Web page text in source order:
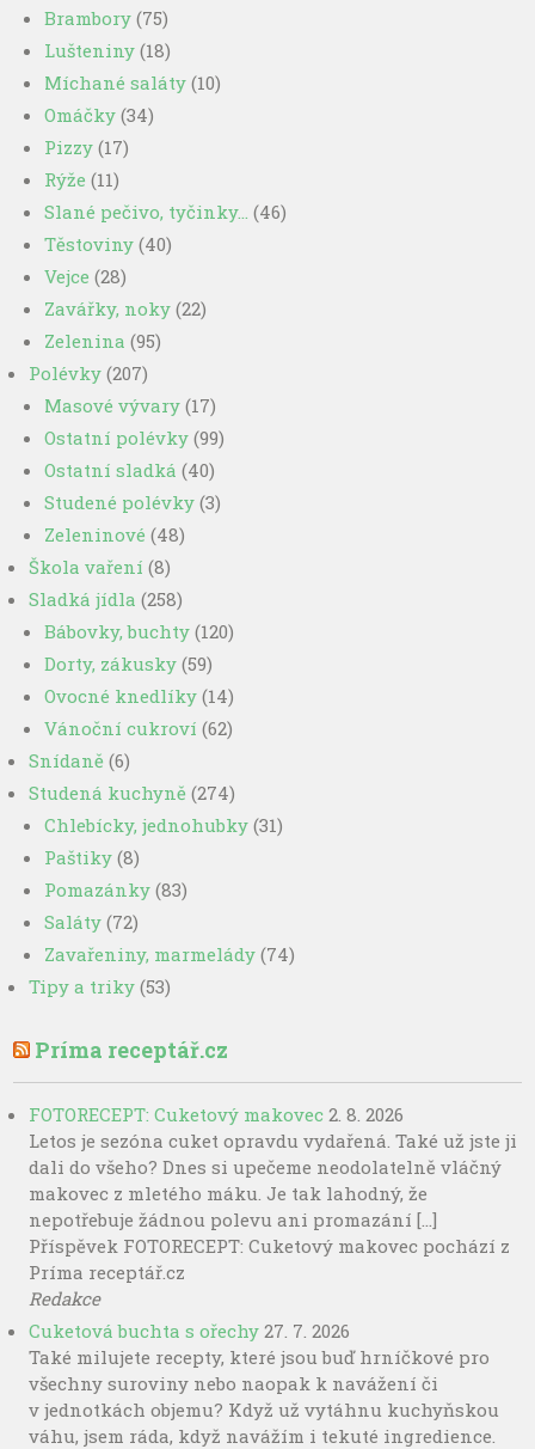
Brambory (75)
Lušteniny (18)
Míchané saláty (10)
Omáčky (34)
Pizzy (17)
Rýže (11)
Slané pečivo, tyčinky… (46)
Těstoviny (40)
Vejce (28)
Zavářky, noky (22)
Zelenina (95)
Polévky (207)
Masové vývary (17)
Ostatní polévky (99)
Ostatní sladká (40)
Studené polévky (3)
Zeleninové (48)
Škola vaření (8)
Sladká jídla (258)
Bábovky, buchty (120)
Dorty, zákusky (59)
Ovocné knedlíky (14)
Vánoční cukroví (62)
Snídaně (6)
Studená kuchyně (274)
Chlebícky, jednohubky (31)
Paštiky (8)
Pomazánky (83)
Saláty (72)
Zavařeniny, marmelády (74)
Tipy a triky (53)
Príma receptář.cz
FOTORECEPT: Cuketový makovec 2. 8. 2026
Letos je sezóna cuket opravdu vydařená. Také už jste ji
dali do všeho? Dnes si upečeme neodolatelně vláčný
makovec z mletého máku. Je tak lahodný, že
nepotřebuje žádnou polevu ani promazání […]
Příspěvek FOTORECEPT: Cuketový makovec pochází z
Príma receptář.cz
Redakce
Cuketová buchta s ořechy 27. 7. 2026
Také milujete recepty, které jsou buď hrníčkové pro
všechny suroviny nebo naopak k navážení či
v jednotkách objemu? Když už vytáhnu kuchyňskou
váhu, jsem ráda, když navážím i tekuté ingredience.